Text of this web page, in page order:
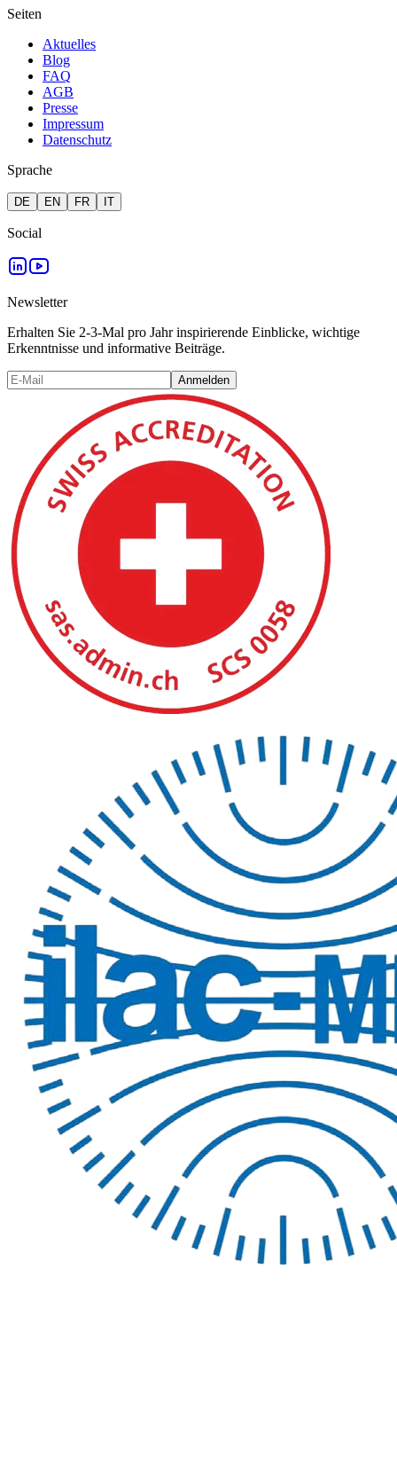
Seiten
Aktuelles
Blog
FAQ
AGB
Presse
Impressum
Datenschutz
Sprache
DE EN FR IT
Social
Newsletter
Erhalten Sie 2-3-Mal pro Jahr inspirierende Einblicke, wichtige
Erkenntnisse und informative Beiträge.
Anmelden